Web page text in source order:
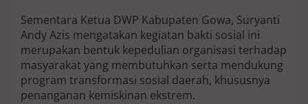
Sementara Ketua DWP Kabupaten Gowa, Suryanti
Andy Azis mengatakan kegiatan bakti sosial ini
merupakan bentuk kepedulian organisasi terhadap
masyarakat yang membutuhkan serta mendukung
program transformasi sosial daerah, khususnya
penanganan kemiskinan ekstrem.